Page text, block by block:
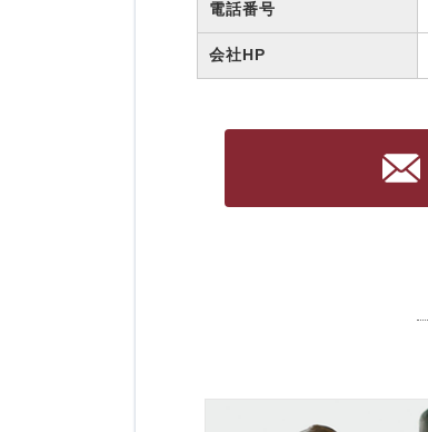
電話番号
会社HP